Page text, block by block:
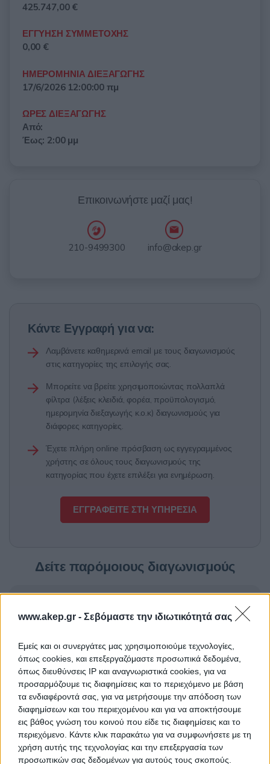
www.akep.gr - Σεβόμαστε την ιδιωτικότητά σας
Εμείς και οι συνεργάτες μας χρησιμοποιούμε τεχνολογίες,
όπως cookies, και επεξεργαζόμαστε προσωπικά δεδομένα,
όπως διευθύνσεις IP και αναγνωριστικά cookies, για να
προσαρμόζουμε τις διαφημίσεις και το περιεχόμενο με βάση
τα ενδιαφέροντά σας, για να μετρήσουμε την απόδοση των
διαφημίσεων και του περιεχομένου και για να αποκτήσουμε
εις βάθος γνώση του κοινού που είδε τις διαφημίσεις και το
περιεχόμενο. Κάντε κλικ παρακάτω για να συμφωνήσετε με τη
χρήση αυτής της τεχνολογίας και την επεξεργασία των
προσωπικών σας δεδομένων για αυτούς τους σκοπούς.
425.747,00 €
ΕΓΓΥΗΣΗ ΣΥΜΜΕΤΟΧΗΣ
0,00 €
ΗΜΕΡΟΜΗΝΙΑ ΔΙΕΞΑΓΩΓΗΣ
17/6/2026 12:00:00 πμ
ΩΡΕΣ ΔΙΕΞΑΓΩΓΗΣ
Από:
Έως: 2:00 μμ
Επικοινωνήστε μαζί μας!
210-9499300 info@akep.gr
Κάντε Εγγραφή για να:
Λαμβάνετε καθημερινά email με τους διαγωνισμούς
στις κατηγορίες της επιλογής σας.
Μπορείτε να βρείτε χρησιμοποιώντας πολλαπλά
φίλτρα (λέξεις κλειδιά, φορέα, προϋπολογισμό,
ημερομηνία διεξαγωγής κ.ο.κ) διαγωνισμούς για
διάφορες κατηγορίες.
Έχετε πλήρη online πρόσβαση ως εγγεγραμμένος
χρήστης σε όλους τους διαγωνισμούς της
κατηγορίας που έχετε επιλέξει για ενημέρωση.
ΕΓΓΡΑΦΕΙΤΕ ΣΤΗ ΥΠΗΡΕΣΙΑ
Δείτε παρόμοιους διαγωνισμούς
ΤΙΤΛΟΣ Προμήθεια αντιδραστηρίων
ΤΙΤΛΟΣ
Προμήθεια 15 μηχανών
αιμοκάθαρσης